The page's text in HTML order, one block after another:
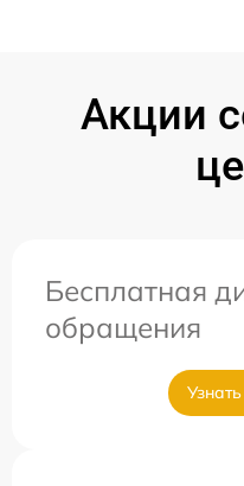
Акции
Бесплатная
обращения